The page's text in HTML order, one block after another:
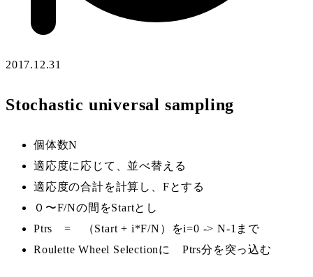
2017.12.31
Stochastic universal sampling
個体数N
適応度に応じて、並べ替える
適応度の合計を計算し、Fとする
０〜F/Nの間をStartとし
Ptrs = （Start + i*F/N）をi=0 -> N-1まで
Roulette Wheel Selectionに Ptrs分を突っ込む